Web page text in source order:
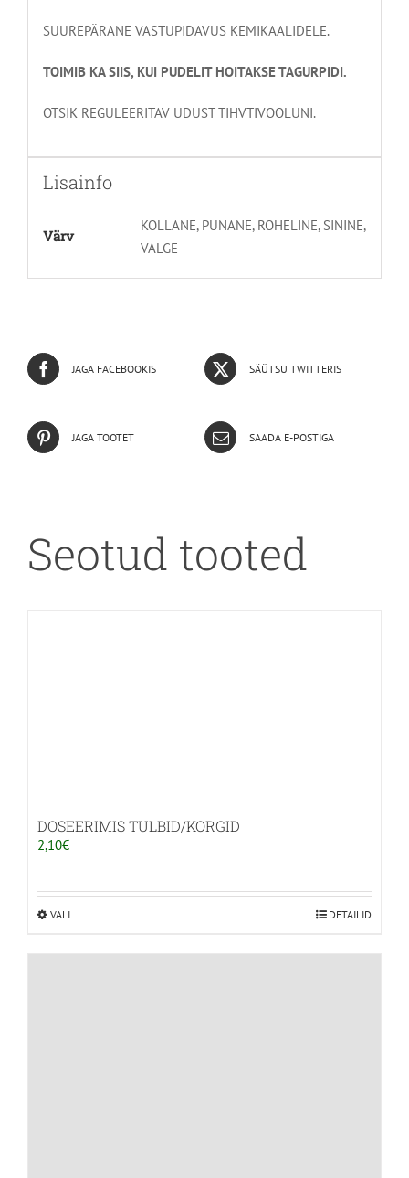
SUUREPÄRANE VASTUPIDAVUS KEMIKAALIDELE.
TOIMIB KA SIIS, KUI PUDELIT HOITAKSE TAGURPIDI.
OTSIK REGULEERITAV UDUST TIHVTIVOOLUNI.
Lisainfo
Värv
KOLLANE, PUNANE, ROHELINE, SININE,
VALGE
JAGA FACEBOOKIS SÄÜTSU TWITTERIS
JAGA TOOTET SAADA E-POSTIGA
Seotud tooted
DOSEERIMIS TULBID/KORGID
2,10€
VALISellel
DETAILID